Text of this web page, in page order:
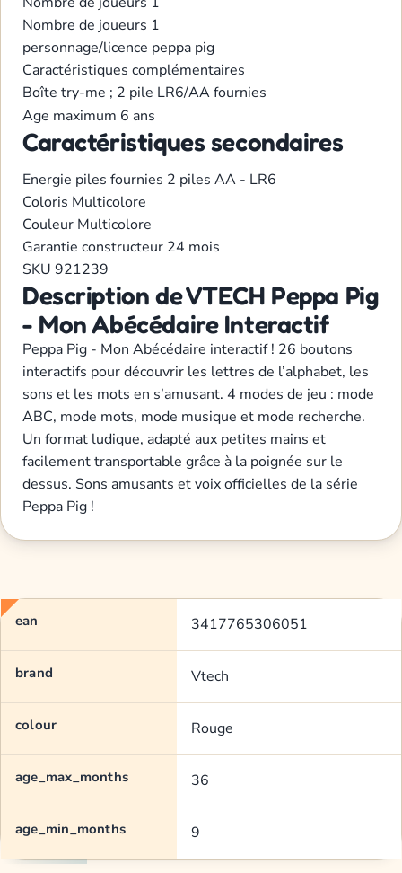
Nombre de joueurs 1
personnage/licence peppa pig
Caractéristiques complémentaires
Boîte try-me ; 2 pile LR6/AA fournies
Age maximum 6 ans
Caractéristiques secondaires
Energie piles fournies 2 piles AA - LR6
Coloris Multicolore
Couleur Multicolore
Garantie constructeur 24 mois
SKU 921239
Description de VTECH Peppa Pig
- Mon Abécédaire Interactif
Peppa Pig - Mon Abécédaire interactif ! 26 boutons
interactifs pour découvrir les lettres de l’alphabet, les
sons et les mots en s’amusant. 4 modes de jeu : mode
ABC, mode mots, mode musique et mode recherche.
Un format ludique, adapté aux petites mains et
facilement transportable grâce à la poignée sur le
dessus. Sons amusants et voix officielles de la série
Peppa Pig !
ean 3417765306051
brand Vtech
colour Rouge
age_max_months 36
age_min_months 9